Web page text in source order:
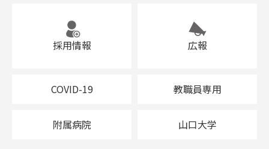
採用情報 広報
COVID-19
附属病院
教職員専用
山口大学